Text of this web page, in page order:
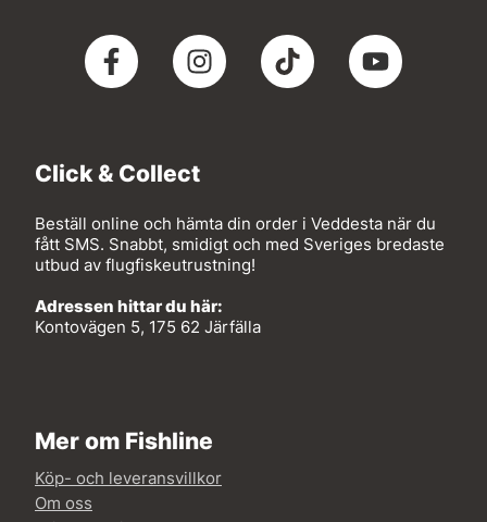
Click & Collect
Beställ online och hämta din order i Veddesta när du
fått SMS. Snabbt, smidigt och med Sveriges bredaste
utbud av flugfiskeutrustning!
Adressen hittar du här:
Kontovägen 5, 175 62 Järfälla
Mer om Fishline
Köp- och leveransvillkor
Om oss